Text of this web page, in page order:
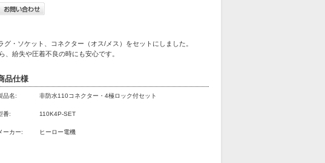
・ソケット、コネクター（オス/メス）をセットにしました。
紛失や圧着不良の時にも安心です。
品仕様
品名: 非防水110コネクター・4極ロック付セット
番: 110K4P-SET
ーカー: ヒーロー電機